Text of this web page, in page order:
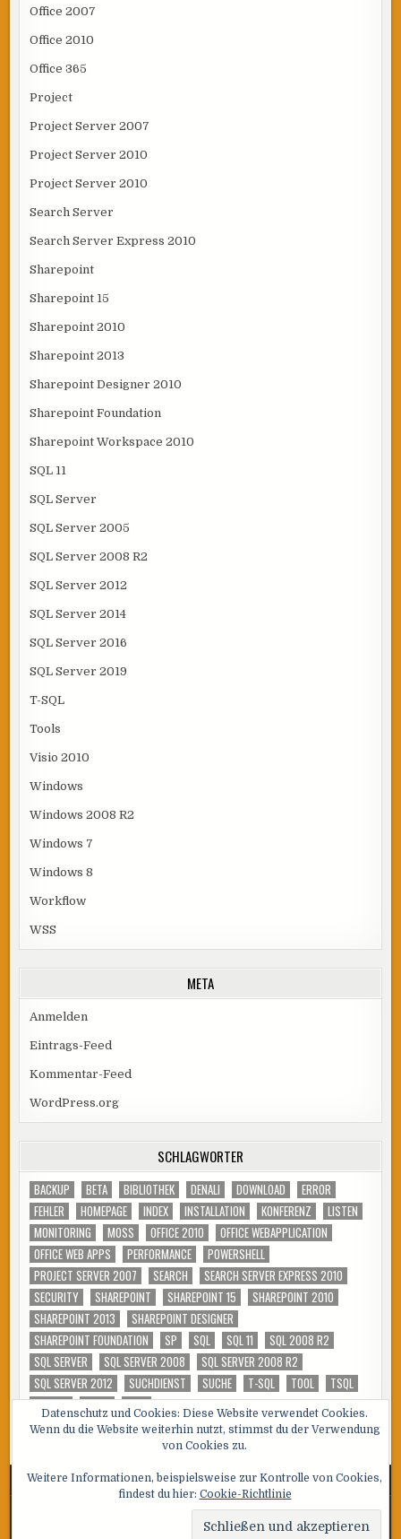
Datenschutz und Cookies: Diese Website verwendet Cookies.
Wenn du die Website weiterhin nutzt, stimmst du der Verwendung
von Cookies zu.
Weitere Informationen, beispielsweise zur Kontrolle von Cookies,
findest du hier: Cookie-Richtlinie
Office 2007
Office 2010
Office 365
Project
Project Server 2007
Project Server 2010
Project Server 2010
Search Server
Search Server Express 2010
Sharepoint
Sharepoint 15
Sharepoint 2010
Sharepoint 2013
Sharepoint Designer 2010
Sharepoint Foundation
Sharepoint Workspace 2010
SQL 11
SQL Server
SQL Server 2005
SQL Server 2008 R2
SQL Server 2012
SQL Server 2014
SQL Server 2016
SQL Server 2019
T-SQL
Tools
Visio 2010
Windows
Windows 2008 R2
Windows 7
Windows 8
Workflow
WSS
META
Anmelden
Eintrags-Feed
Kommentar-Feed
WordPress.org
SCHLAGWÖRTER
BACKUP BETA BIBLIOTHEK DENALI DOWNLOAD
ERROR
FEHLER
HOMEPAGE INDEX INSTALLATION KONFERENZ
LISTEN
MONITORING
MOSS OFFICE 2010
OFFICE WEBAPPLICATION
OFFICE WEB APPS
PERFORMANCE
POWERSHELL
PROJECT SERVER 2007
SEARCH
SEARCH SERVER EXPRESS 2010
SECURITY
SHAREPOINT SHAREPOINT 15
SHAREPOINT 2010
SHAREPOINT 2013
SHAREPOINT DESIGNER
SHAREPOINT FOUNDATION
SP SQL SQL 11
SQL 2008 R2
SQL SERVER
SQL SERVER 2008
SQL SERVER 2008 R2
SQL SERVER 2012
SUCHDIENST SUCHE T-SQL TOOL
TSQL
TUNING
VIDEO WSS
Copyright © 2026 SQL, Sharepoint und Co